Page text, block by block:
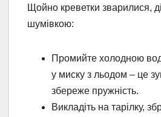
Щойно креветки зварилися,
шумівкою:
Промийте холодною
у миску з льодом – це
збереже пружність.
Викладіть на тарілку,